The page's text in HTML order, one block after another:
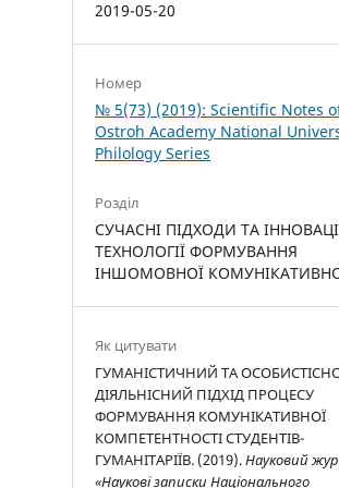
2019-05-20
Номер
№ 5(73) (2019): Scientific Notes
Ostroh Academy National
Philology Series
Розділ
СУЧАСНІ ПІДХОДИ ТА
ТЕХНОЛОГІЇ ФОРМУВАННЯ
ІНШОМОВНОЇ
Як цитувати
ГУМАНІСТИЧНИЙ ТА
ДІЯЛЬНІСНИЙ ПІДХІД ПРОЦЕСУ
ФОРМУВАННЯ КОМУНІКАТИВНОЇ
КОМПЕТЕНТНОСТІ СТУДЕНТІВ-
ГУМАНІТАРІЇВ. (2019).Науковий
«Наукові записки Національного